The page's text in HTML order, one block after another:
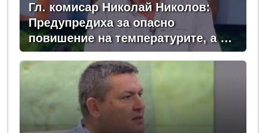
Гл. комисар Николай Николов:
Предупредиха за опасно
повишение на температурите, а в
момента сме в сърцевината на
най-опасното време